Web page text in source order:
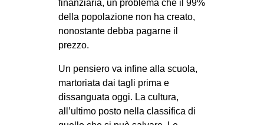
finanziaria, un problema che il 99%
della popolazione non ha creato,
nonostante debba pagarne il
prezzo.
Un pensiero va infine alla scuola,
martoriata dai tagli prima e
dissanguata oggi. La cultura,
all’ultimo posto nella classifica di